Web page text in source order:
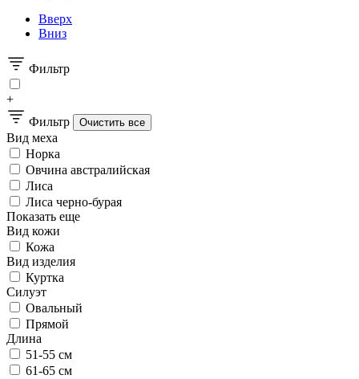
Вверх
Вниз
Фильтр
+
Фильтр
Вид меха
Норка
Овчина австралийская
Лиса
Лиса черно-бурая
Показать еще
Вид кожи
Кожа
Вид изделия
Куртка
Силуэт
Овальный
Прямой
Длина
51-55 см
61-65 см